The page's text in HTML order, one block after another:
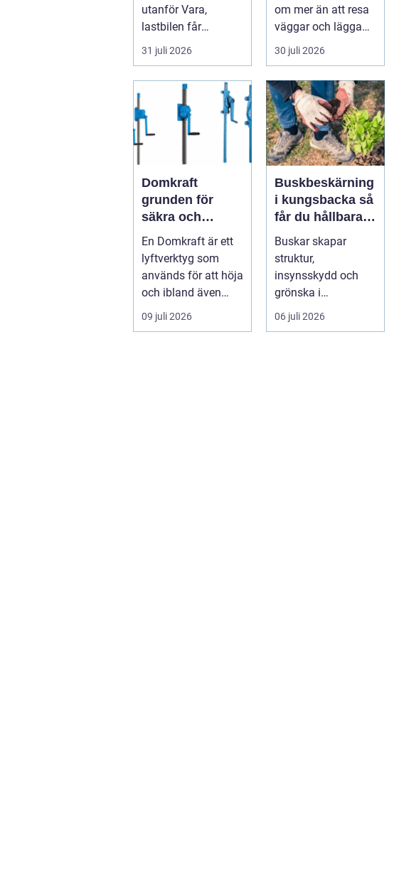
utanför Vara,
lastbilen får
punkteri...
31 juli 2026
om mer än att resa
väggar och lägga
ett tak. Ett
timmerhus är ett
lå...
30 juli 2026
Domkraft
grunden för
säkra och
precisa lyft
En Domkraft är ett
lyftverktyg som
används för att höja
och ibland även
positionera tunga
objekt, so...
09 juli 2026
Buskbeskärning
i kungsbacka så
får du hållbara
och vackra
buskar året runt
Buskar skapar
struktur,
insynsskydd och
grönska i
trädgården, men
utan genomtänkt
06 juli 2026